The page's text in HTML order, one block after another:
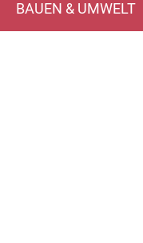
BAUEN & UMWELT